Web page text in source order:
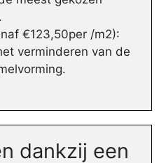
€123,50per /m2):
verminderen van de
dankzij een